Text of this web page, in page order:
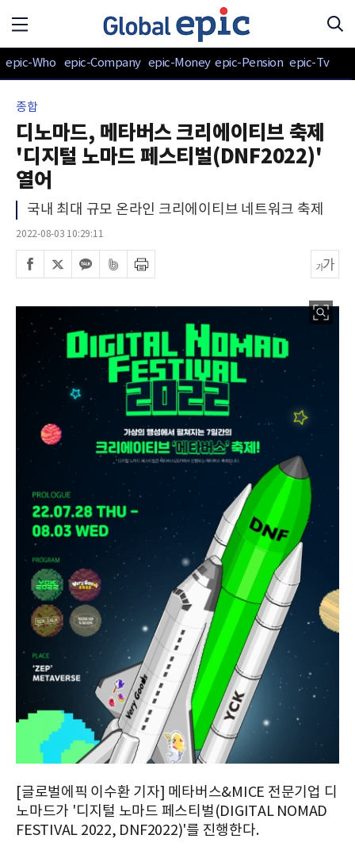
epic-Who epic-Company epic-Money epic-Pension epic-Tv
종합
디노마드, 메타버스 크리에이티브 축제
'디지털 노마드 페스티벌(DNF2022)'
열어
국내 최대 규모 온라인 크리에이티브 네트워크 축제
2022-08-03 10:29:11
[글로벌에픽 이수환 기자] 메타버스&MICE 전문기업 디
노마드가 '디지털 노마드 페스티벌(DIGITAL NOMAD
FESTIVAL 2022, DNF2022)'를 진행한다.